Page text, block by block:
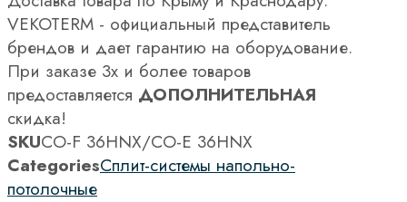
VEKOTERM - официальный представитель
брендов и дает гарантию на оборудование.
При заказе 3х и более товаров
предоставляется ДОПОЛНИТЕЛЬНАЯ
скидка!
SKUCO-F 36HNX/CO-E 36HNX
CategoriesСплит-системы напольно-
потолочные